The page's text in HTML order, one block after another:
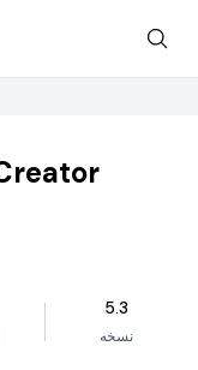
5.3
نسخه